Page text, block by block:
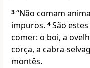
3“Não comam
impuros. 4São
comer: o boi, a
corça, a cabra-
montês.